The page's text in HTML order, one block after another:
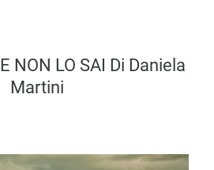
NON LO SAI Di Daniela
Martini